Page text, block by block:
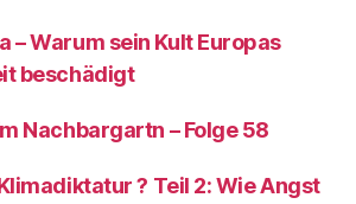
– Warum sein Kult Europas
beschädigt
Nachbargartn – Folge 58
? Teil 2: Wie Angst